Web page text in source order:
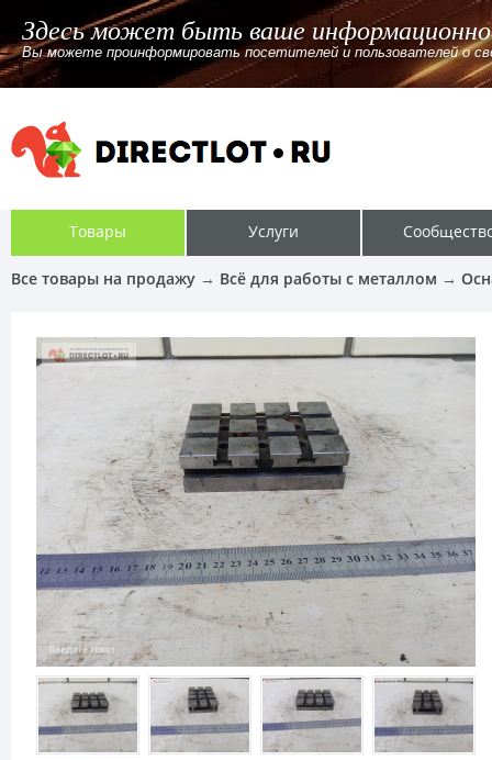
Здесь может быть ваше
Вы можете проинформировать посетителей и пользователей о
Товары Услуги
Все товары на продажу → Всё для работы с металлом →